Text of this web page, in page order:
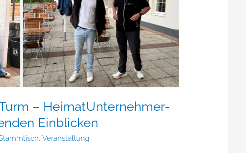
– HeimatUnternehmer-
Einblicken
,Veranstaltung